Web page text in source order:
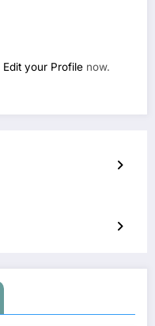
Edit your Profile now.